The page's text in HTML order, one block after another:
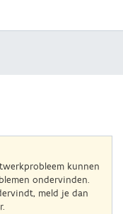
kunnen
ondervinden.
meld je dan